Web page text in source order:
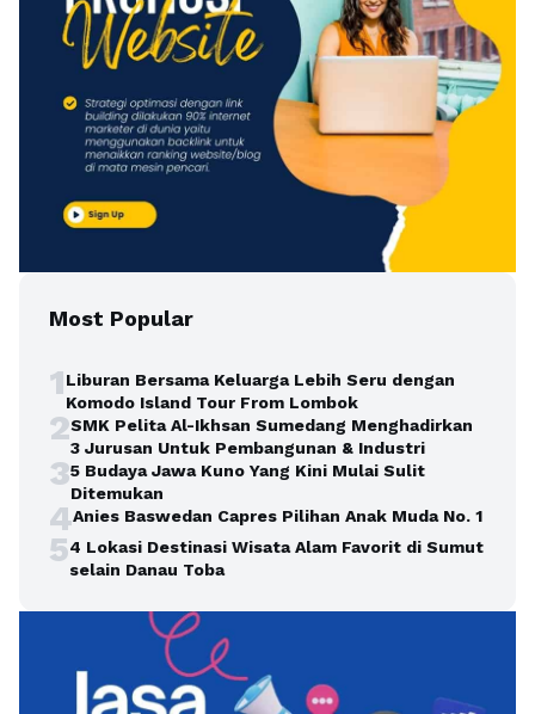
Most Popular
1Liburan Bersama Keluarga Lebih Seru dengan
Komodo Island Tour From Lombok
2SMK Pelita Al-Ikhsan Sumedang Menghadirkan
3 Jurusan Untuk Pembangunan & Industri
35 Budaya Jawa Kuno Yang Kini Mulai Sulit
Ditemukan
4Anies Baswedan Capres Pilihan Anak Muda No. 1
54 Lokasi Destinasi Wisata Alam Favorit di Sumut
selain Danau Toba